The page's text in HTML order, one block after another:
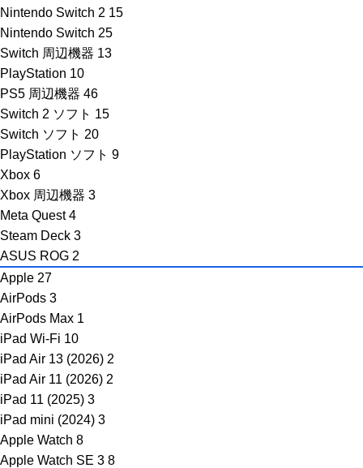
Nintendo Switch 2 15
Nintendo Switch 25
Switch 周辺機器 13
PlayStation 10
PS5 周辺機器 46
Switch 2 ソフト 15
Switch ソフト 20
PlayStation ソフト 9
Xbox 6
Xbox 周辺機器 3
Meta Quest 4
Steam Deck 3
ASUS ROG 2
Apple 27
AirPods 3
AirPods Max 1
iPad Wi-Fi 10
iPad Air 13 (2026) 2
iPad Air 11 (2026) 2
iPad 11 (2025) 3
iPad mini (2024) 3
Apple Watch 8
Apple Watch SE 3 8